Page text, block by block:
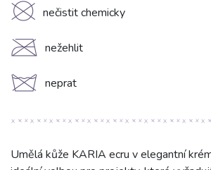
K nečistit chemicky
C nežehlit
d neprat
Umělá kůže KARIA ecru v elegantní